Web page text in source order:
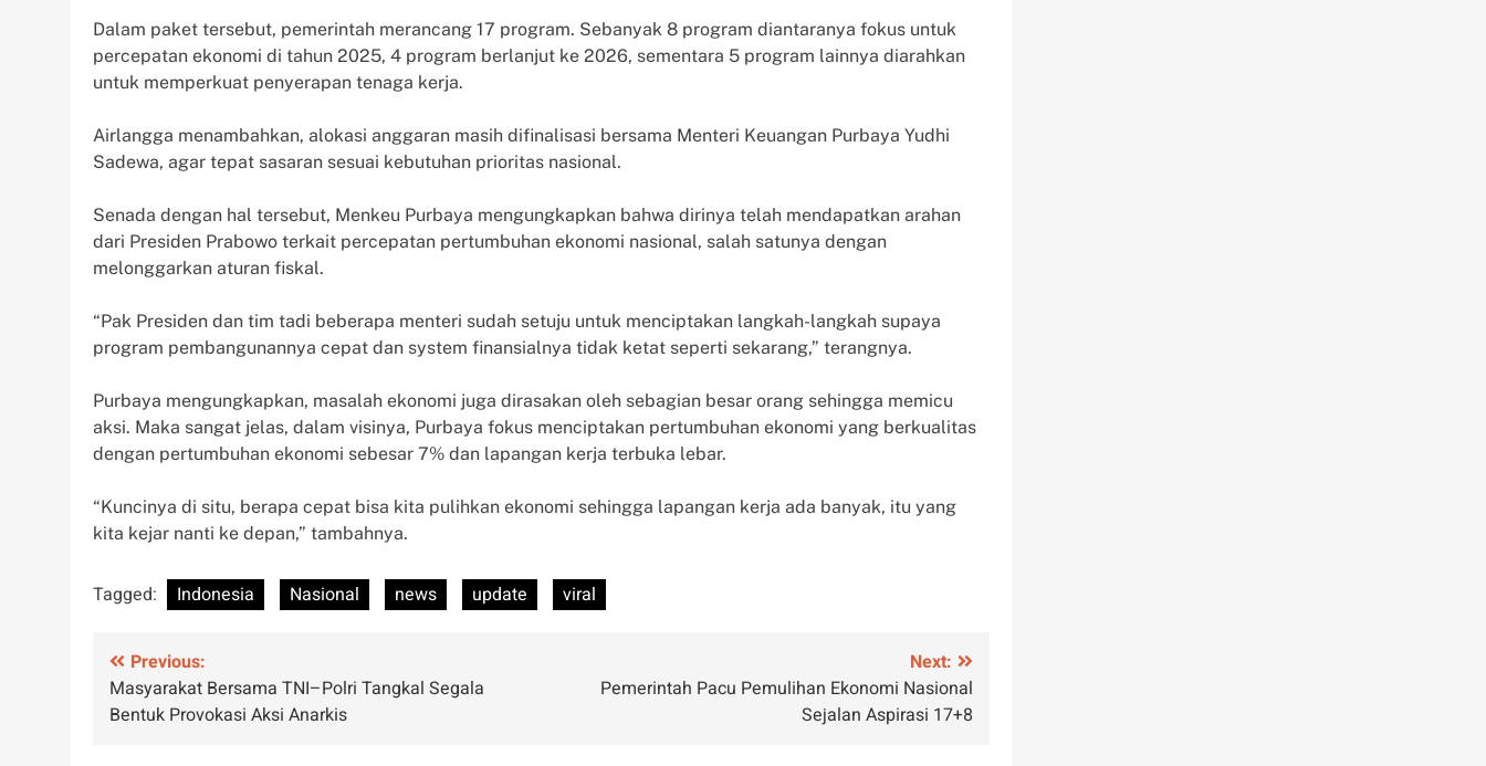
Dalam paket tersebut, pemerintah merancang 17 program. Sebanyak 8 program diantaranya fokus untuk
percepatan ekonomi di tahun 2025, 4 program berlanjut ke 2026, sementara 5 program lainnya diarahkan
untuk memperkuat penyerapan tenaga kerja.
Airlangga menambahkan, alokasi anggaran masih difinalisasi bersama Menteri Keuangan Purbaya Yudhi
Sadewa, agar tepat sasaran sesuai kebutuhan prioritas nasional.
Senada dengan hal tersebut, Menkeu Purbaya mengungkapkan bahwa dirinya telah mendapatkan arahan
dari Presiden Prabowo terkait percepatan pertumbuhan ekonomi nasional, salah satunya dengan
melonggarkan aturan fiskal.
“Pak Presiden dan tim tadi beberapa menteri sudah setuju untuk menciptakan langkah-langkah supaya
program pembangunannya cepat dan system finansialnya tidak ketat seperti sekarang,” terangnya.
Purbaya mengungkapkan, masalah ekonomi juga dirasakan oleh sebagian besar orang sehingga memicu
aksi. Maka sangat jelas, dalam visinya, Purbaya fokus menciptakan pertumbuhan ekonomi yang berkualitas
dengan pertumbuhan ekonomi sebesar 7% dan lapangan kerja terbuka lebar.
“Kuncinya di situ, berapa cepat bisa kita pulihkan ekonomi sehingga lapangan kerja ada banyak, itu yang
kita kejar nanti ke depan,” tambahnya.
Tagged: Indonesia Nasional news update viral
Post
navigation
Previous:
Masyarakat Bersama TNI–Polri Tangkal Segala
Bentuk Provokasi Aksi Anarkis
Next:
Pemerintah Pacu Pemulihan Ekonomi Nasional
Sejalan Aspirasi 17+8